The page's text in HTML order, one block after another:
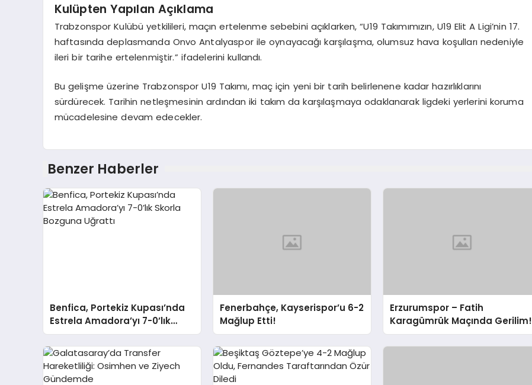
Kulüpten Yapılan Açıklama
Trabzonspor Kulübü yetkilileri, maçın ertelenme sebebini açıklarken, “U19 Takımımızın, U19 Elit A Ligi’nin 17.
haftasında deplasmanda Onvo Antalyaspor ile oynayacağı karşılaşma, olumsuz hava koşulları nedeniyle
ileri bir tarihe ertelenmiştir.” ifadelerini kullandı.
Bu gelişme üzerine Trabzonspor U19 Takımı, maç için yeni bir tarih belirlenene kadar hazırlıklarını
sürdürecek. Tarihin netleşmesinin ardından iki takım da karşılaşmaya odaklanarak ligdeki yerlerini koruma
mücadelesine devam edecekler.
Benzer Haberler
Benfica, Portekiz Kupası’nda
Estrela Amadora’yı 7-0’lık
Skorla Bozguna Uğrattı
Fenerbahçe, Kayserispor’u 6-2
Mağlup Etti!
Erzurumspor – Fatih
Karagümrük Maçında Gerilim!